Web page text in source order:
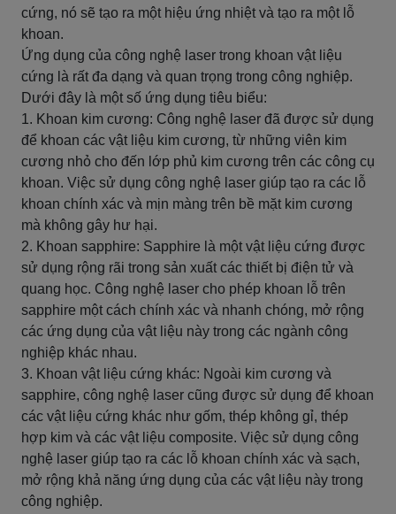
cứng, nó sẽ tạo ra một hiệu ứng nhiệt và tạo ra một lỗ
khoan.
Ứng dụng của công nghệ laser trong khoan vật liệu
cứng là rất đa dạng và quan trọng trong công nghiệp.
Dưới đây là một số ứng dụng tiêu biểu:
1. Khoan kim cương: Công nghệ laser đã được sử dụng
để khoan các vật liệu kim cương, từ những viên kim
cương nhỏ cho đến lớp phủ kim cương trên các công cụ
khoan. Việc sử dụng công nghệ laser giúp tạo ra các lỗ
khoan chính xác và mịn màng trên bề mặt kim cương
mà không gây hư hại.
2. Khoan sapphire: Sapphire là một vật liệu cứng được
sử dụng rộng rãi trong sản xuất các thiết bị điện tử và
quang học. Công nghệ laser cho phép khoan lỗ trên
sapphire một cách chính xác và nhanh chóng, mở rộng
các ứng dụng của vật liệu này trong các ngành công
nghiệp khác nhau.
3. Khoan vật liệu cứng khác: Ngoài kim cương và
sapphire, công nghệ laser cũng được sử dụng để khoan
các vật liệu cứng khác như gốm, thép không gỉ, thép
hợp kim và các vật liệu composite. Việc sử dụng công
nghệ laser giúp tạo ra các lỗ khoan chính xác và sạch,
mở rộng khả năng ứng dụng của các vật liệu này trong
công nghiệp.